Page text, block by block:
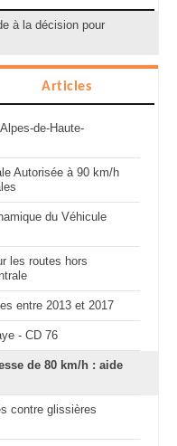
à la décision pour
Articles
de-Haute-
Autorisée à 90 km/h
du Véhicule
les routes hors
entre 2013 et 2017
- CD 76
de 80 km/h : aide
contre glissières